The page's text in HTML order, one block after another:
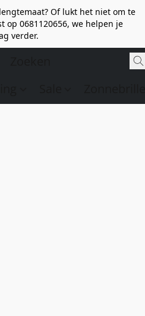
Of lukt het niet om te
op 0681120656, we helpen je
verder.